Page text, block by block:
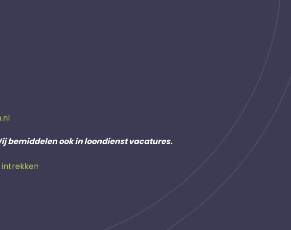
bemiddelen ook in loondienst vacatures.